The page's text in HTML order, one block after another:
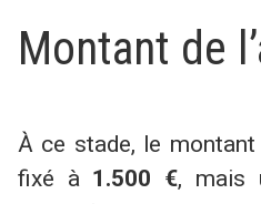
Montant de
À ce stade, le montant
fixé à 1.500 €, mais